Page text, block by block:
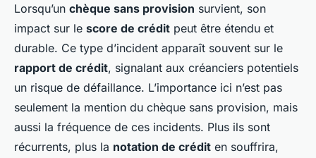
Lorsqu’un chèque sans provision survient, son
impact sur le score de crédit peut être étendu et
durable. Ce type d’incident apparaît souvent sur le
rapport de crédit, signalant aux créanciers potentiels
un risque de défaillance. L’importance ici n’est pas
seulement la mention du chèque sans provision, mais
aussi la fréquence de ces incidents. Plus ils sont
récurrents, plus la notation de crédit en souffrira,